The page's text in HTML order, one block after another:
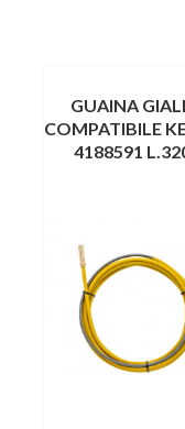
GUAINA
COMPATIBILE
4188591